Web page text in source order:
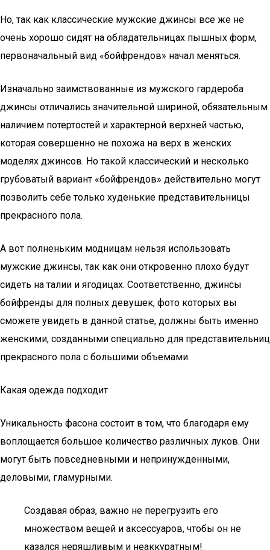
Но, так как классические мужские джинсы все же не
очень хорошо сидят на обладательницах пышных форм,
первоначальный вид «бойфрендов» начал меняться.
Изначально заимствованные из мужского гардероба
джинсы отличались значительной шириной, обязательным
наличием потертостей и характерной верхней частью,
которая совершенно не похожа на верх в женских
моделях джинсов. Но такой классический и несколько
грубоватый вариант «бойфрендов» действительно могут
позволить себе только худенькие представительницы
прекрасного пола.
А вот полненьким модницам нельзя использовать
мужские джинсы, так как они откровенно плохо будут
сидеть на талии и ягодицах. Соответственно, джинсы
бойфренды для полных девушек, фото которых вы
сможете увидеть в данной статье, должны быть именно
женскими, созданными специально для представительниц
прекрасного пола с большими объемами.
Какая одежда подходит
Уникальность фасона состоит в том, что благодаря ему
воплощается большое количество различных луков. Они
могут быть повседневными и непринужденными,
деловыми, гламурными.
Создавая образ, важно не перегрузить его
множеством вещей и аксессуаров, чтобы он не
казался неряшливым и неаккуратным!